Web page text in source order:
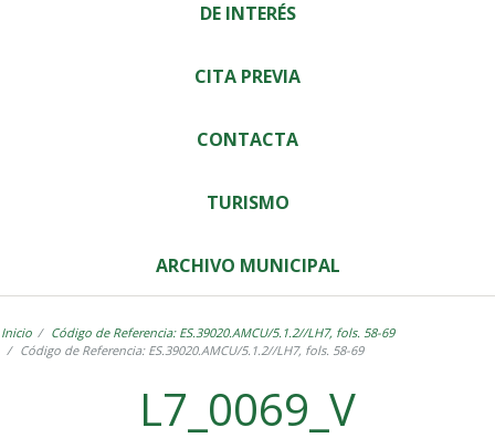
DE INTERÉS
CITA PREVIA
CONTACTA
TURISMO
ARCHIVO MUNICIPAL
Inicio
Código de Referencia: ES.39020.AMCU/5.1.2//LH7, fols. 58-69
Código de Referencia: ES.39020.AMCU/5.1.2//LH7, fols. 58-69
L7_0069_V